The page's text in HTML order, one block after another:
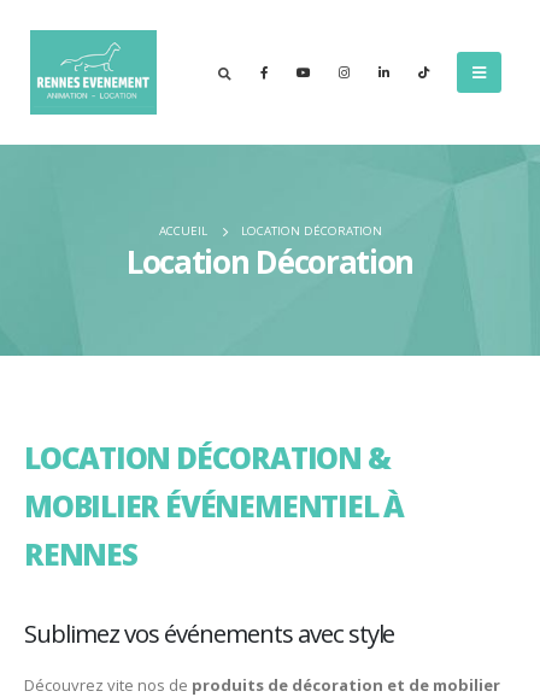
ACCUEIL LOCATION DÉCORATION
Location Décoration
LOCATION DÉCORATION &
MOBILIER ÉVÉNEMENTIEL À
RENNES
Sublimez vos événements avec style
Découvrez vite nos de produits de décoration et de mobilier